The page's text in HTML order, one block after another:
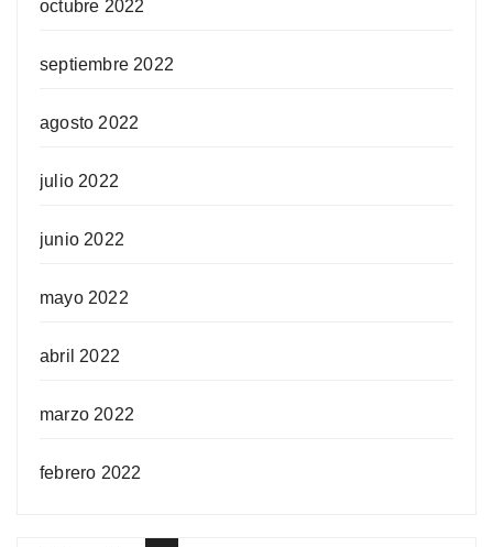
octubre 2022
septiembre 2022
agosto 2022
julio 2022
junio 2022
mayo 2022
abril 2022
marzo 2022
febrero 2022